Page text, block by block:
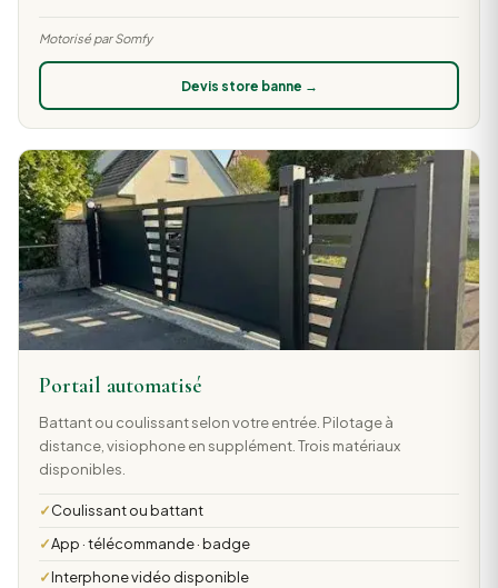
Motorisé par Somfy
Devis store banne →
Portail automatisé
Battant ou coulissant selon votre entrée. Pilotage à
distance, visiophone en supplément. Trois matériaux
disponibles.
Coulissant ou battant
App · télécommande · badge
Interphone vidéo disponible